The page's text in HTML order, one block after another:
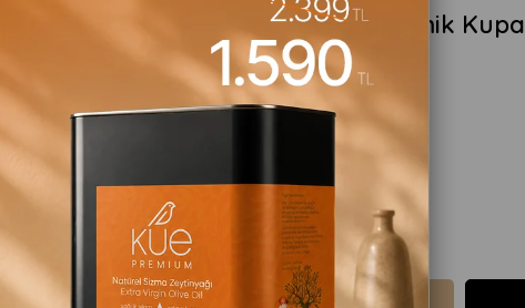
Aslan Burcuna Özel Seramik Kupa
aslan1
₺399,90